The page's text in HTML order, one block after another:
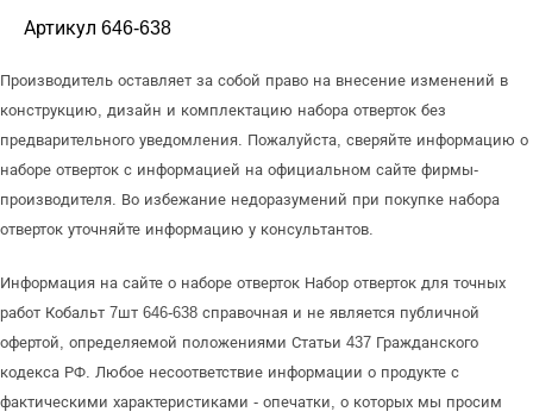
Артикул 646-638
Производитель оставляет за собой право на внесение изменений в
конструкцию, дизайн и комплектацию набора отверток без
предварительного уведомления. Пожалуйста, сверяйте информацию о
наборе отверток с информацией на официальном сайте фирмы-
производителя. Во избежание недоразумений при покупке набора
отверток уточняйте информацию у консультантов.
Информация на сайте о наборе отверток Набор отверток для точных
работ Кобальт 7шт 646-638 справочная и не является публичной
офертой, определяемой положениями Статьи 437 Гражданского
кодекса РФ. Любое несоответствие информации о продукте с
фактическими характеристиками - опечатки, о которых мы просим